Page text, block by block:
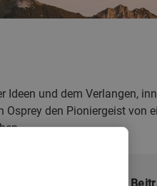
Ideen und dem Verlangen,
Osprey den Pioniergeist von